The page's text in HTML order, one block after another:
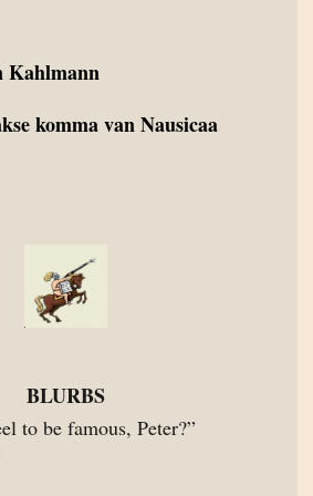
Kahlmann
komma van Nausicaa
BLURBS
to be famous, Peter?”